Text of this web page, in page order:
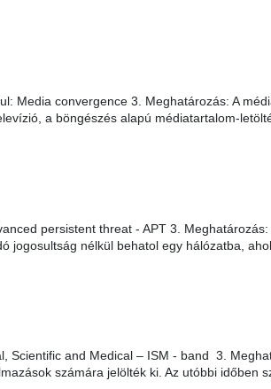
Media convergence 3. Meghatározás: A
a böngészés alapú médiatartalom-
persistent threat - APT 3.
jogosultság nélkül behatol egy hálózatba,
and Medical – ISM - band 3.
számára jelölték ki. Az utóbbi időben